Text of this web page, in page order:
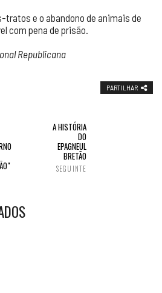
tratos e o abandono de animais de
com pena de prisão.
Republicana
PARTILHAR
A HISTÓRIA
DO
EPAGNEUL
BRETÃO
SEGUINTE